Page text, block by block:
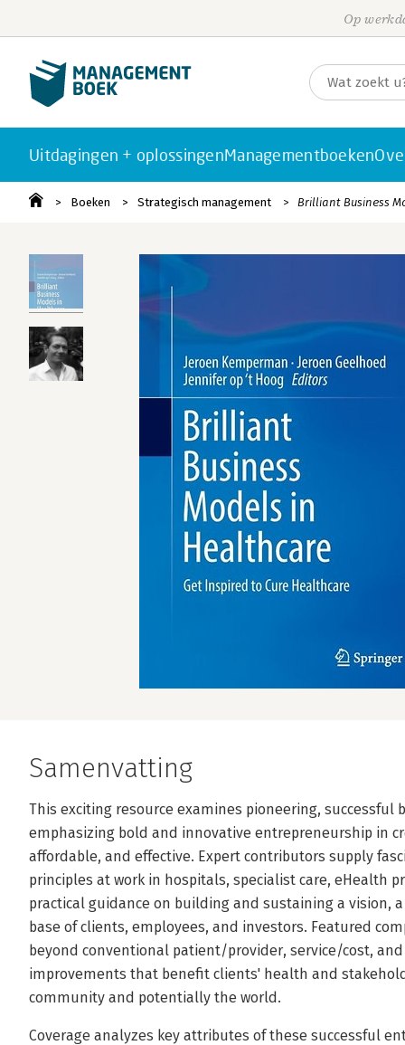
Op
Uitdagingen + oplossingenManagementboeken
Boeken Strategisch management Brilliant Business
Samenvatting
This exciting resource examines pioneering, successful
emphasizing bold and innovative entrepreneurship in
affordable, and effective. Expert contributors supply
principles at work in hospitals, specialist care, eHealth
practical guidance on building and sustaining a vision,
base of clients, employees, and investors. Featured
beyond conventional patient/provider, service/cost,
improvements that benefit clients' health and
community and potentially the world.
Coverage analyzes key attributes of these successful